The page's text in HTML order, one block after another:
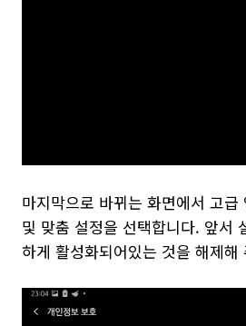
마지막으로 바뀌는 화면에서 고
및 맞춤 설정을 선택합니다. 앞서
하게 활성화되어있는 것을 해제해